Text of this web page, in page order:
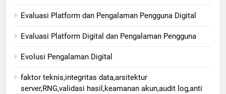
Evaluasi Platform dan Pengalaman Pengguna Digital
Evaluasi Platform Digital dan Pengalaman Pengguna
Evolusi Pengalaman Digital
faktor teknis,integritas data,arsitektur
server,RNG,validasi hasil,keamanan akun,audit log,anti